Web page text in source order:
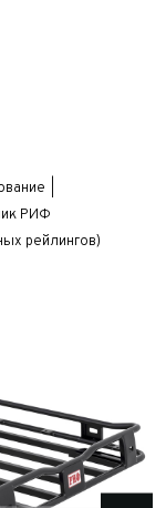
РИФ
рейлингов)